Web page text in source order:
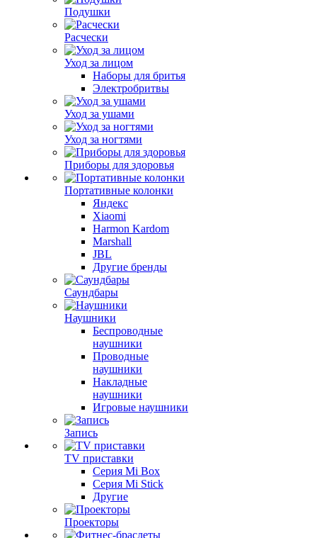
Подушки
Расчески
Уход за лицом
Наборы для бритья
Электробритвы
Уход за ушами
Уход за ногтями
Приборы для здоровья
Портативные колонки
Яндекс
Xiaomi
Harmon Kardom
Marshall
JBL
Другие бренды
Саундбары
Наушники
Беспроводные
наушники
Проводные
наушники
Накладные
наушники
Игровые наушники
Запись
TV приставки
Серия Mi Box
Серия Mi Stick
Другие
Проекторы